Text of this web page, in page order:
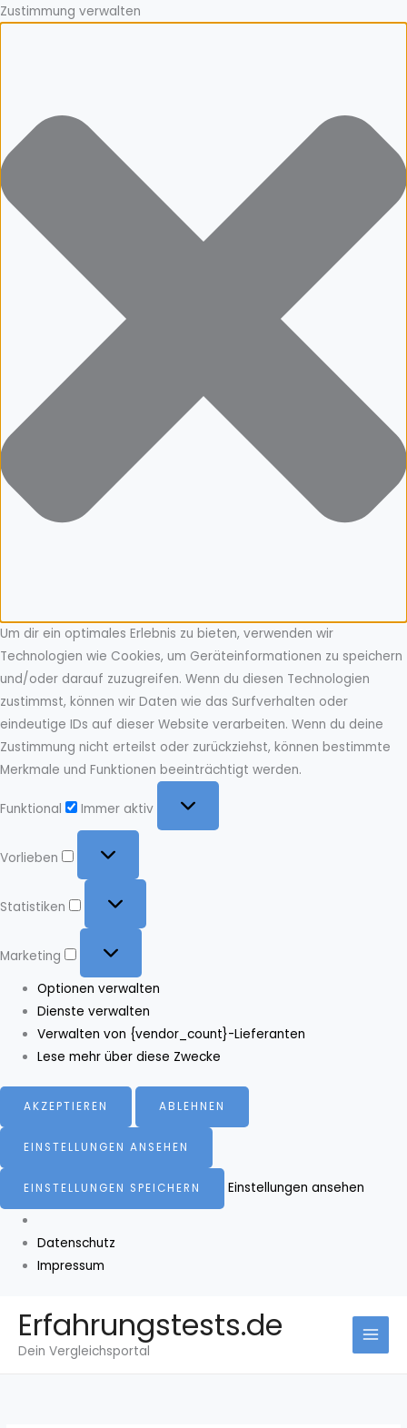
Zustimmung verwalten
Um dir ein optimales Erlebnis zu bieten, verwenden wir
Technologien wie Cookies, um Geräteinformationen zu speichern
und/oder darauf zuzugreifen. Wenn du diesen Technologien
zustimmst, können wir Daten wie das Surfverhalten oder
eindeutige IDs auf dieser Website verarbeiten. Wenn du deine
Zustimmung nicht erteilst oder zurückziehst, können bestimmte
Merkmale und Funktionen beeinträchtigt werden.
Funktional
Immer aktiv
Vorlieben
Statistiken
Marketing
Optionen verwalten
Dienste verwalten
Verwalten von {vendor_count}-Lieferanten
Lese mehr über diese Zwecke
AKZEPTIEREN ABLEHNEN
EINSTELLUNGEN ANSEHEN
EINSTELLUNGEN SPEICHERN Einstellungen ansehen
Datenschutz
Impressum
Inhalt
springen
Erfahrungstests.de
Dein Vergleichsportal